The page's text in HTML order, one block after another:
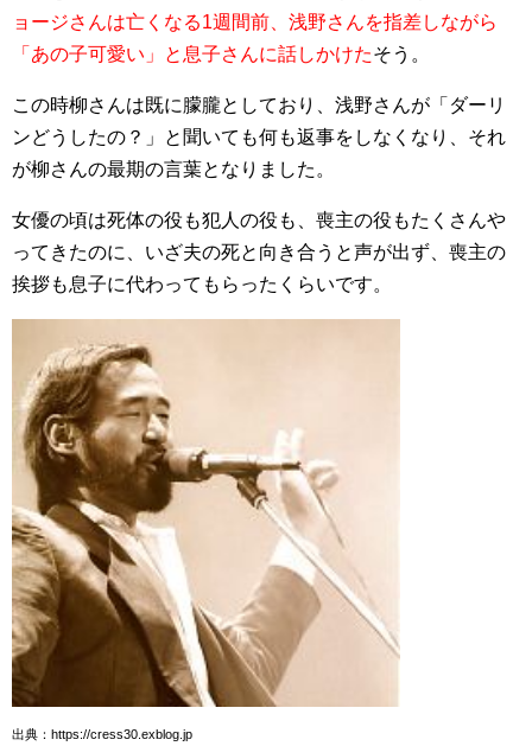
ョージさんは亡くなる1週間前、浅野さんを指差しながら
「あの子可愛い」と息子さんに話しかけたそう。
この時柳さんは既に朦朧としており、 浅野さんが「ダーリ
ンどうしたの？」と聞いても何も返事をしなくなり、それ
が柳さんの最期の言葉となりました。
女優の頃は死体の役も犯人の役も、喪主の役もたくさんや
ってきたのに、いざ夫の死と向き合うと声が出ず、喪主の
挨拶も息子に代わってもらったくらいです。
出典：https://cress30.exblog.jp